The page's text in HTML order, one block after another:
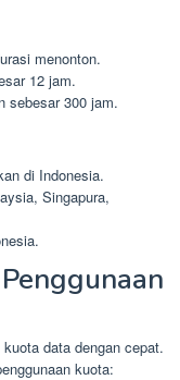
menonton.
12 jam.
sebesar 300 jam.
di Indonesia.
Singapura,
data dengan cepat.
kuota: